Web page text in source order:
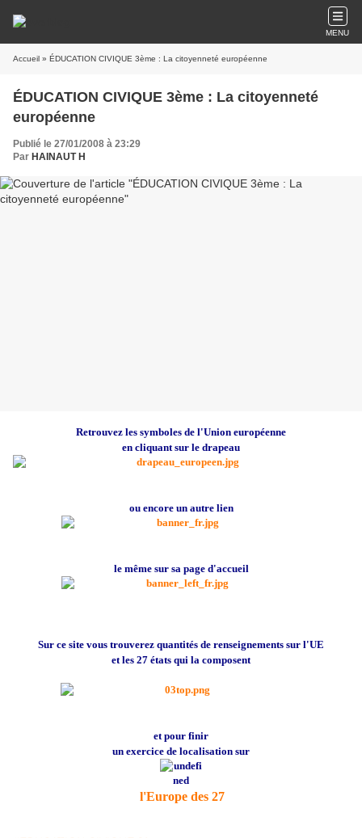
MENU
Accueil » ÉDUCATION CIVIQUE 3ème : La citoyenneté européenne
ÉDUCATION CIVIQUE 3ème : La citoyenneté
européenne
Publié le 27/01/2008 à 23:29
Par HAINAUT H
Retrouvez les symboles de l'Union européenne
en cliquant sur le drapeau
ou encore un autre lien
le même sur sa page d'accueil
Sur ce site vous trouverez quantités de renseignements sur l'UE
et les 27 états qui la composent
et pour finir
un exercice de localisation sur
l'Europe des 27